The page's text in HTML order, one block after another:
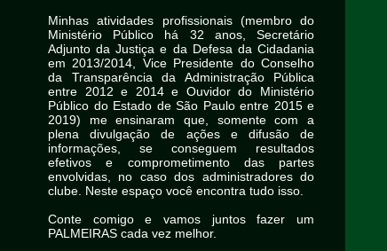
Minhas atividades profissionais (membro do
Ministério Público há 32 anos, Secretário
Adjunto da Justiça e da Defesa da Cidadania
em 2013/2014, Vice Presidente do Conselho
da Transparência da Administração Pública
entre 2012 e 2014 e Ouvidor do Ministério
Público do Estado de São Paulo entre 2015 e
2019) me ensinaram que, somente com a
plena divulgação de ações e difusão de
informações, se conseguem resultados
efetivos e comprometimento das partes
envolvidas, no caso dos administradores do
clube. Neste espaço você encontra tudo isso.
Conte comigo e vamos juntos fazer um
PALMEIRAS cada vez melhor.